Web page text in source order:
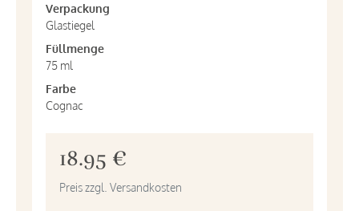
Verpackung
Glastiegel
Füllmenge
75 ml
Farbe
Cognac
18.95 €
Preis zzgl. Versandkosten